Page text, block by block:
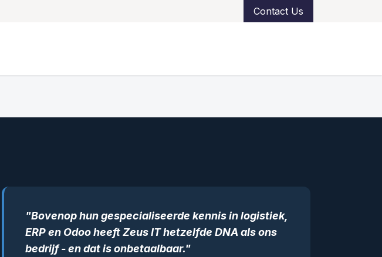
Contact Us
"Bovenop hun gespecialiseerde kennis in logistiek,
ERP en Odoo heeft Zeus IT hetzelfde DNA als ons
bedrijf - en dat is onbetaalbaar."